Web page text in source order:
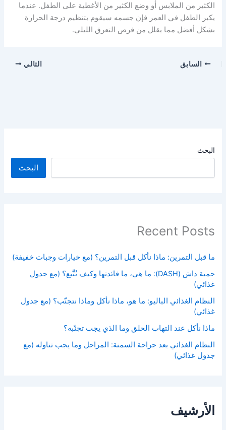
البحث
البحث
Recent Posts
ما قبل التمرين: ماذا نأكل قبل التمرين؟ (مع خيارات وجبات خفيفة)
حمية داش (DASH): ما هي، ما فائدتها وكيف تُتَّبع؟ (مع جدول
غذائي)
النظام الغذائي الباليو: ما هو، ماذا نأكل وماذا نتجنّب؟ (مع جدول
غذائي)
ماذا نأكل عند التهاب الحلق وما الذي يجب تجنّبه؟
النظام الغذائي بعد جراحة السمنة: المراحل وما يجب تناوله (مع
جدول غذائي)
الأرشيف
الكثير من الملابس أو وضع الكثير من الأغطية على الطفل. عندما
يكبر الطفل في العمر فإن جسمه سيقوم بتنظيم درجة الحرارة
بشكل أفضل مما يقلل من فرص التعرق الليلي.
السابق التالي